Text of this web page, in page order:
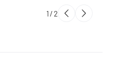
1 / 2